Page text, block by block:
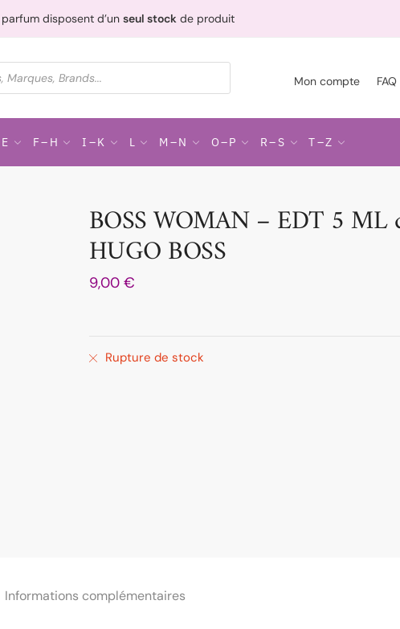
disposent d’un seul stock de produit
Mon compte FAQ
F – H I – K L M – N O – P R – S T – Z
BOSS WOMAN – EDT 5 ML
HUGO BOSS
9,00 €
Rupture de stock
Informations complémentaires